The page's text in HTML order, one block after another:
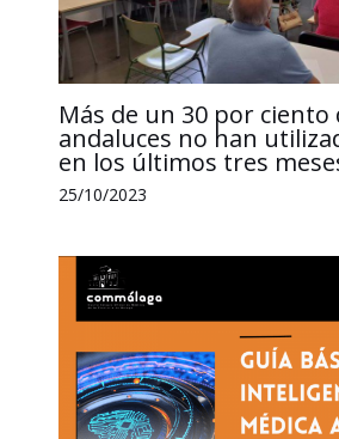
Más de un 30 por ciento
andaluces no han
en los últimos tres
25/10/2023